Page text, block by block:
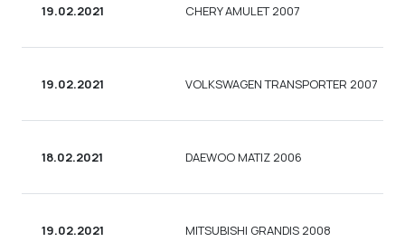
19.02.2021 CHERY AMULET 2007
19.02.2021 VOLKSWAGEN TRANSPORTER 2007
18.02.2021 DAEWOO MATIZ 2006
19.02.2021 MITSUBISHI GRANDIS 2008